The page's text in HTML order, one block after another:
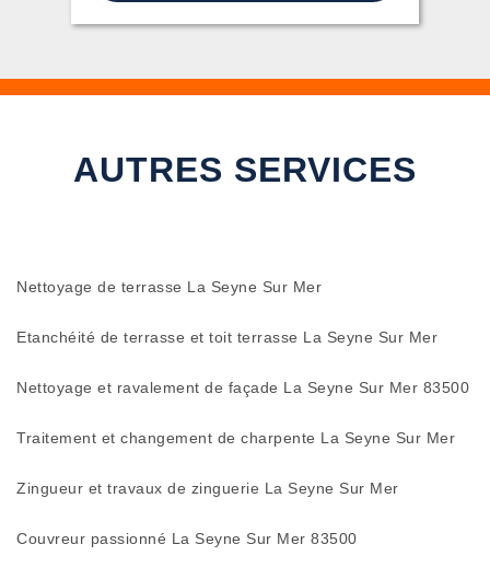
AUTRES SERVICES
Nettoyage de terrasse La Seyne Sur Mer
Etanchéité de terrasse et toit terrasse La Seyne Sur Mer
Nettoyage et ravalement de façade La Seyne Sur Mer 83500
Traitement et changement de charpente La Seyne Sur Mer
Zingueur et travaux de zinguerie La Seyne Sur Mer
Couvreur passionné La Seyne Sur Mer 83500